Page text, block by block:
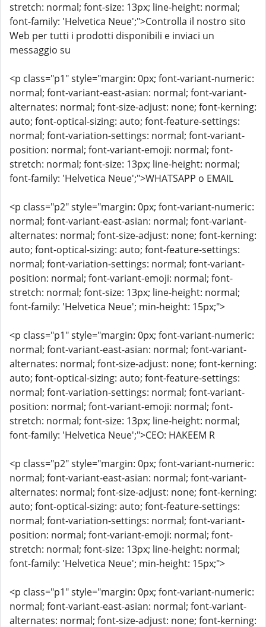
stretch: normal; font-size: 13px; line-height: normal;
font-family: 'Helvetica Neue';">Controlla il nostro sito
Web per tutti i prodotti disponibili e inviaci un
messaggio su
<p class="p1" style="margin: 0px; font-variant-numeric:
normal; font-variant-east-asian: normal; font-variant-
alternates: normal; font-size-adjust: none; font-kerning:
auto; font-optical-sizing: auto; font-feature-settings:
normal; font-variation-settings: normal; font-variant-
position: normal; font-variant-emoji: normal; font-
stretch: normal; font-size: 13px; line-height: normal;
font-family: 'Helvetica Neue';">WHATSAPP o EMAIL
<p class="p2" style="margin: 0px; font-variant-numeric:
normal; font-variant-east-asian: normal; font-variant-
alternates: normal; font-size-adjust: none; font-kerning:
auto; font-optical-sizing: auto; font-feature-settings:
normal; font-variation-settings: normal; font-variant-
position: normal; font-variant-emoji: normal; font-
stretch: normal; font-size: 13px; line-height: normal;
font-family: 'Helvetica Neue'; min-height: 15px;">
<p class="p1" style="margin: 0px; font-variant-numeric:
normal; font-variant-east-asian: normal; font-variant-
alternates: normal; font-size-adjust: none; font-kerning:
auto; font-optical-sizing: auto; font-feature-settings:
normal; font-variation-settings: normal; font-variant-
position: normal; font-variant-emoji: normal; font-
stretch: normal; font-size: 13px; line-height: normal;
font-family: 'Helvetica Neue';">CEO: HAKEEM R
<p class="p2" style="margin: 0px; font-variant-numeric:
normal; font-variant-east-asian: normal; font-variant-
alternates: normal; font-size-adjust: none; font-kerning:
auto; font-optical-sizing: auto; font-feature-settings:
normal; font-variation-settings: normal; font-variant-
position: normal; font-variant-emoji: normal; font-
stretch: normal; font-size: 13px; line-height: normal;
font-family: 'Helvetica Neue'; min-height: 15px;">
<p class="p1" style="margin: 0px; font-variant-numeric:
normal; font-variant-east-asian: normal; font-variant-
alternates: normal; font-size-adjust: none; font-kerning: